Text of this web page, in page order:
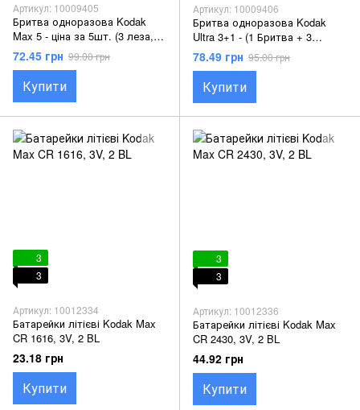
Артикул: 10009405
Бритва одноразова Kodak
Max 5 - ціна за 5шт. (3 леза,
шведська сталь, алоє,
поворотна головка)
72.45 грн 99.00 грн
Купити
Артикул: 10009406
Бритва одноразова Kodak
Ultra 3+1 - (1 Бритва + 3
зміних) (3 леза, шведська
сталь, алоє, поворотна)
78.49 грн 95.00 грн
Купити
3
3
Артикул: 10012334
Батарейки літієві Kodak Max
CR 1616, 3V, 2 BL
23.18 грн
Купити
3
3
Артикул: 10012336
Батарейки літієві Kodak Max
CR 2430, 3V, 2 BL
44.92 грн
Купити